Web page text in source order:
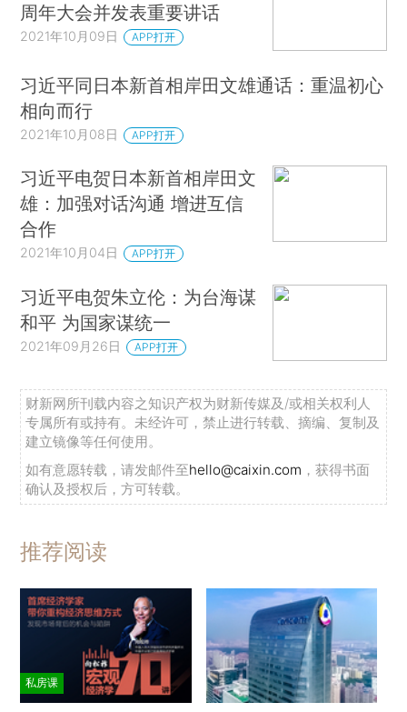
周年大会并发表重要讲话
2021年10月09日 APP打开
习近平同日本新首相岸田文雄通话：重温初心
相向而行
2021年10月08日 APP打开
习近平电贺日本新首相岸田文
雄：加强对话沟通 增进互信
合作
2021年10月04日 APP打开
习近平电贺朱立伦：为台海谋
和平 为国家谋统一
2021年09月26日 APP打开
财新网所刊载内容之知识产权为财新传媒及/或相关权利人
专属所有或持有。未经许可，禁止进行转载、摘编、复制及
建立镜像等任何使用。
如有意愿转载，请发邮件至hello@caixin.com ，获得书面
确认及授权后，方可转载。
推荐阅读
私房课